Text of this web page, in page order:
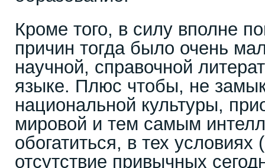
Кроме того, в силу вполне
причин тогда было очень
научной, справочной
языке. Плюс чтобы, не
национальной культуры,
мировой и тем самым
обогатиться, в тех
отсутствие привычных